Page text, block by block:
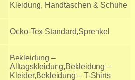
Kleidung, Handtaschen & Schuhe
Oeko-Tex Standard,Sprenkel
Bekleidung –
Alltagskleidung,Bekleidung –
Kleider,Bekleidung – T-Shirts